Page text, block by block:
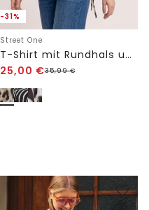
-31%
Street One
T-Shirt mit Rundhals und Tunnelzug
25,00 €35,99€